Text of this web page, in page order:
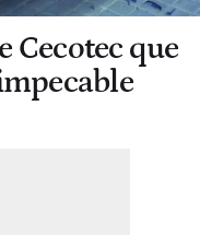
Cecotec que